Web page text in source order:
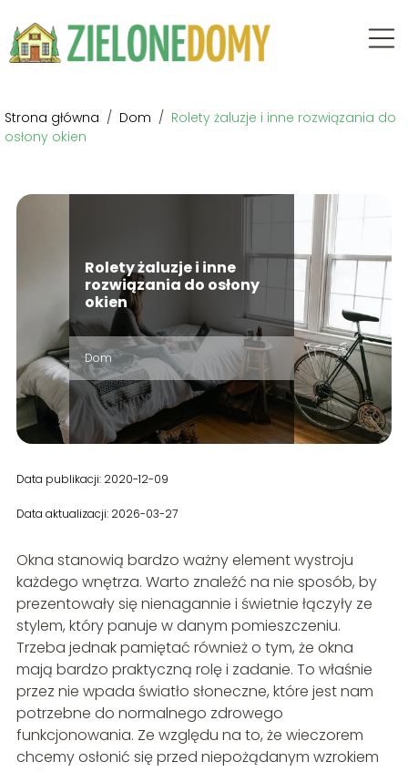
Strona główna / Dom / Rolety żaluzje i inne rozwiązania do
osłony okien
Rolety żaluzje i inne
rozwiązania do osłony
okien
Dom
Data publikacji: 2020-12-09
Data aktualizacji: 2026-03-27
Okna stanowią bardzo ważny element wystroju
każdego wnętrza. Warto znaleźć na nie sposób, by
prezentowały się nienagannie i świetnie łączyły ze
stylem, który panuje w danym pomieszczeniu.
Trzeba jednak pamiętać również o tym, że okna
mają bardzo praktyczną rolę i zadanie. To właśnie
przez nie wpada światło słoneczne, które jest nam
potrzebne do normalnego zdrowego
funkcjonowania. Ze względu na to, że wieczorem
chcemy osłonić się przed niepożądanym wzrokiem